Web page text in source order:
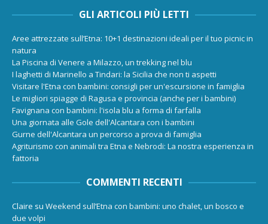
GLI ARTICOLI PIÙ LETTI
Aree attrezzate sull’Etna: 10+1 destinazioni ideali per il tuo picnic in
natura
La Piscina di Venere a Milazzo, un trekking nel blu
I laghetti di Marinello a Tindari: la Sicilia che non ti aspetti
Visitare l'Etna con bambini: consigli per un'escursione in famiglia
Le migliori spiagge di Ragusa e provincia (anche per i bambini)
Favignana con bambini: l'isola blu a forma di farfalla
Una giornata alle Gole dell'Alcantara con i bambini
Gurne dell'Alcantara un percorso a prova di famiglia
Agriturismo con animali tra Etna e Nebrodi: La nostra esperienza in
fattoria
COMMENTI RECENTI
Claire su Weekend sull’Etna con bambini: uno chalet, un bosco e
due volpi